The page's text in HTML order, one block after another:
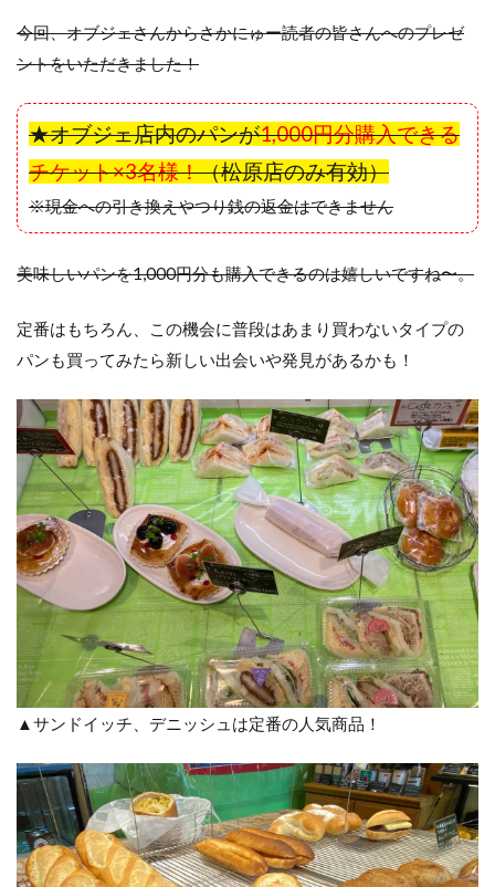
今回、オブジェさんからさかにゅー読者の皆さんへのプレゼ
ントをいただきました！
★オブジェ店内のパンが1,000円分購入できる
チケット×3名様！（松原店のみ有効）
※現金への引き換えやつり銭の返金はできません
美味しいパンを1,000円分も購入できるのは嬉しいですね〜。
定番はもちろん、この機会に普段はあまり買わないタイプの
パンも買ってみたら新しい出会いや発見があるかも！
▲サンドイッチ、デニッシュは定番の人気商品！